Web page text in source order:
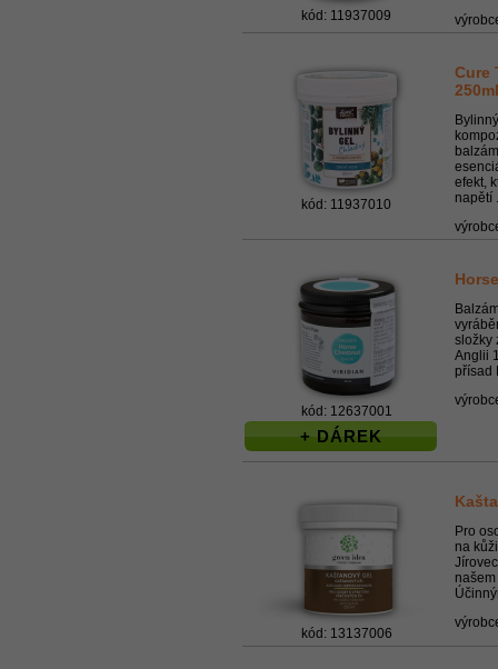
kód: 11937009
kód: 11937010
Cure
250ml
efekt,
napětí
kód: 12637001
+ DÁREK
složky
Anglii
přísad
kód: 13137006
Pro
na